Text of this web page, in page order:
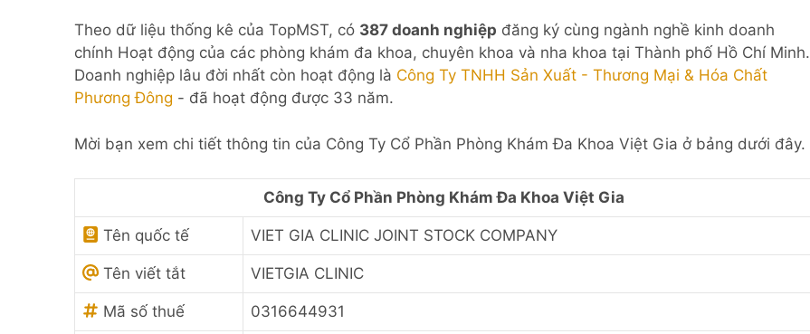
Theo dữ liệu thống kê của TopMST, có 387 doanh nghiệp đăng ký cùng ngành nghề kinh doanh
chính Hoạt động của các phòng khám đa khoa, chuyên khoa và nha khoa tại Thành phố Hồ Chí Minh.
Doanh nghiệp lâu đời nhất còn hoạt động là Công Ty TNHH Sản Xuất - Thương Mại & Hóa Chất
Phương Đông - đã hoạt động được 33 năm.
Mời bạn xem chi tiết thông tin của Công Ty Cổ Phần Phòng Khám Đa Khoa Việt Gia ở bảng dưới đây.
Công Ty Cổ Phần Phòng Khám Đa Khoa Việt Gia
Tên quốc tế VIET GIA CLINIC JOINT STOCK COMPANY
Tên viết tắt VIETGIA CLINIC
Mã số thuế 0316644931